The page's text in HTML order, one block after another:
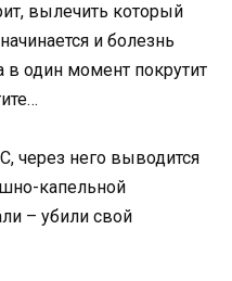
вылечить который
и болезнь
в один момент покрутит
него выводится
капельной
– убили свой